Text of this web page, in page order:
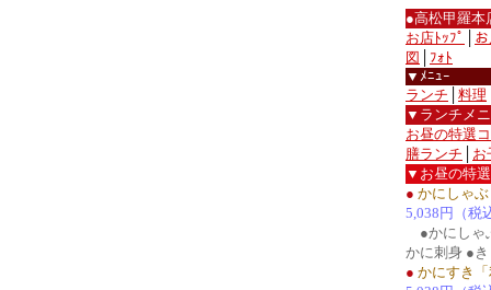
●高松甲羅本
お店ﾄｯﾌﾟ
図
ﾌｫﾄ
▼ﾒﾆｭｰ
ランチ
料理
▼ランチメ
お昼の特選
膳ランチ
お
▼お昼の特
● かにしゃ
5,038円（税
●かにしゃ
かに刺身 ●
● かにすき